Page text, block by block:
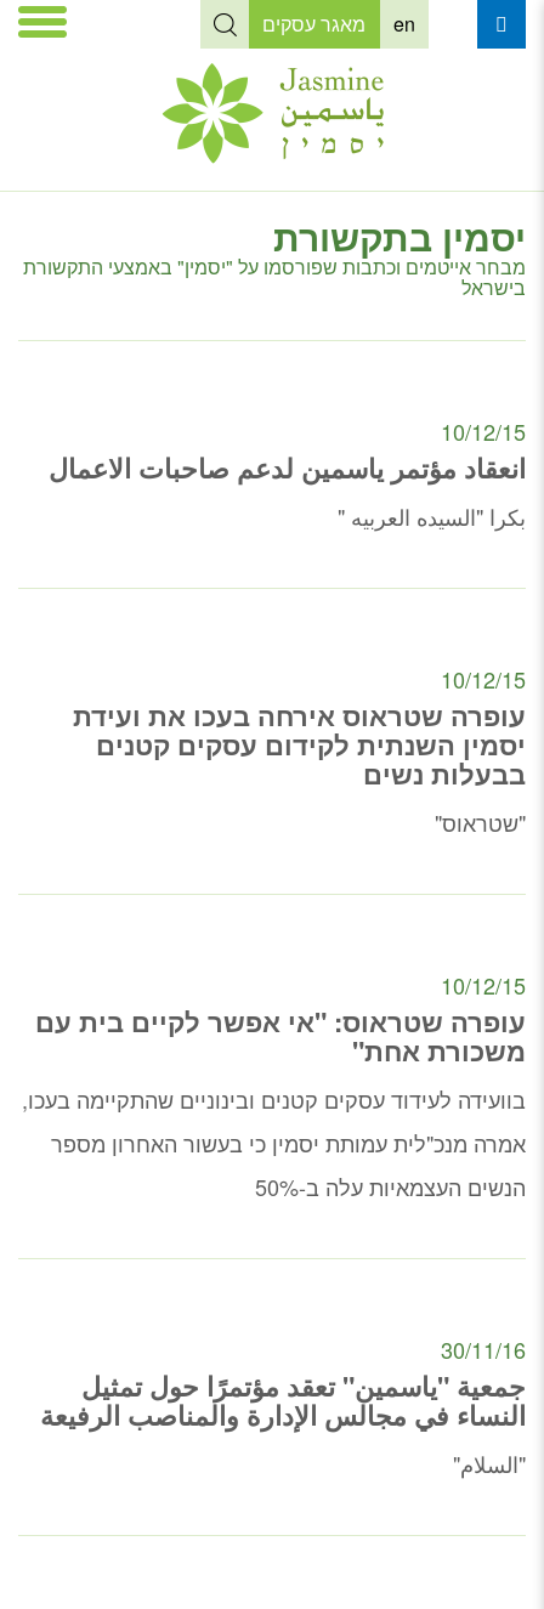
en מאגר עסקים
יסמין בתקשורת
מבחר אייטמים וכתבות שפורסמו על "יסמין" באמצעי התקשורת
בישראל
10/12/15
انعقاد مؤتمر ياسمين لدعم صاحبات الاعمال
بكرا "السيده العربيه "
10/12/15
עופרה שטראוס אירחה בעכו את ועידת
יסמין השנתית לקידום עסקים קטנים
בבעלות נשים
"שטראוס"
10/12/15
עופרה שטראוס: "אי אפשר לקיים בית עם
משכורת אחת"
בוועידה לעידוד עסקים קטנים ובינוניים שהתקיימה בעכו,
אמרה מנכ"לית עמותת יסמין כי בעשור האחרון מספר
הנשים העצמאיות עלה ב-50%
30/11/16
جمعية "ياسمين" تعقد مؤتمرًا حول تمثيل
النساء في مجالس الإدارة والمناصب الرفيعة
"السلام"